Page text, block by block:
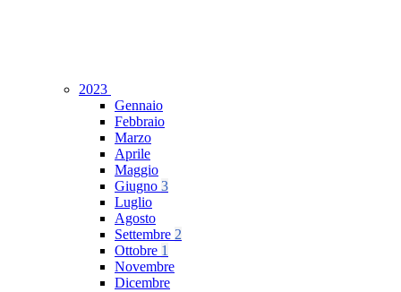
2023
Gennaio
Febbraio
Marzo
Aprile
Maggio
Giugno 3
Luglio
Agosto
Settembre 2
Ottobre 1
Novembre
Dicembre